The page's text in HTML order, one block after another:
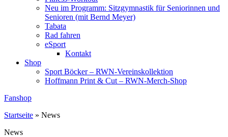
Neu im Programm: Sitzgymnastik für Seniorinnen und
Senioren (mit Bernd Meyer)
Tabata
Rad fahren
eSport
Kontakt
Shop
Sport Böcker – RWN-Vereinskollektion
Hoffmann Print & Cut – RWN-Merch-Shop
Fanshop
Startseite » News
News